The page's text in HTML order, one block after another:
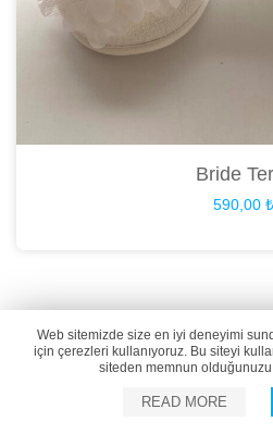
Bride
590,00 ₺
Web sitemizde size en iyi deneyimi
için çerezleri kullanıyoruz. Bu siteyi
siteden memnun olduğunuzu
READ MORE